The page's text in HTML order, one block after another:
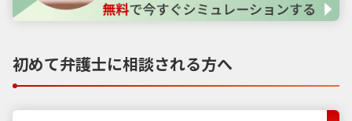
初めて弁護士に相談される方へ